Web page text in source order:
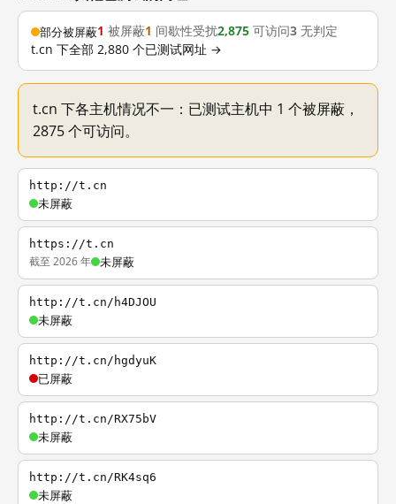
部分被屏蔽1 被屏蔽1 间歇性受扰2,875 可访问3 无判定
t.cn 下全部 2,880 个已测试网址 →
t.cn 下各主机情况不一：已测试主机中 1 个被屏蔽，
2875 个可访问。
http://t.cn
未屏蔽
https://t.cn
截至 2026 年 未屏蔽
http://t.cn/h4DJOU
未屏蔽
http://t.cn/hgdyuK
已屏蔽
http://t.cn/RX75bV
未屏蔽
http://t.cn/RK4sq6
未屏蔽